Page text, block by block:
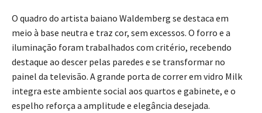
O quadro do artista baiano Waldemberg se destaca em
meio à base neutra e traz cor, sem excessos. O forro e a
iluminação foram trabalhados com critério, recebendo
destaque ao descer pelas paredes e se transformar no
painel da televisão. A grande porta de correr em vidro Milk
integra este ambiente social aos quartos e gabinete, e o
espelho reforça a amplitude e elegância desejada.